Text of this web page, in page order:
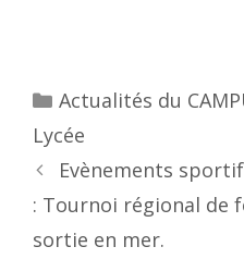
Actualités du
Lycée
Evènements
: Tournoi régional de
sortie en mer.